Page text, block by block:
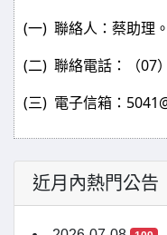
(一) 聯絡人：蔡助理。
(二) 聯絡電話：（07）
(三) 電子信箱：
近月內熱門公告